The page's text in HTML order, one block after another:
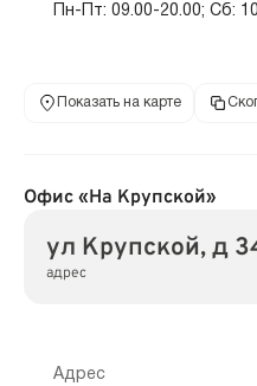
Пн-Пт: 09.00-20.00; Сб:
Показать на карте
Офис «На Крупской»
ул Крупской, д
адрес
Адрес